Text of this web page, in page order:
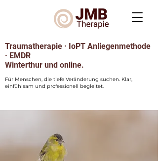
Für Menschen, die tiefe Veränderung suchen. Klar,
einfühlsam und professionell begleitet.
Traumatherapie · IoPT Anliegenmethode
· EMDR
Winterthur und online.